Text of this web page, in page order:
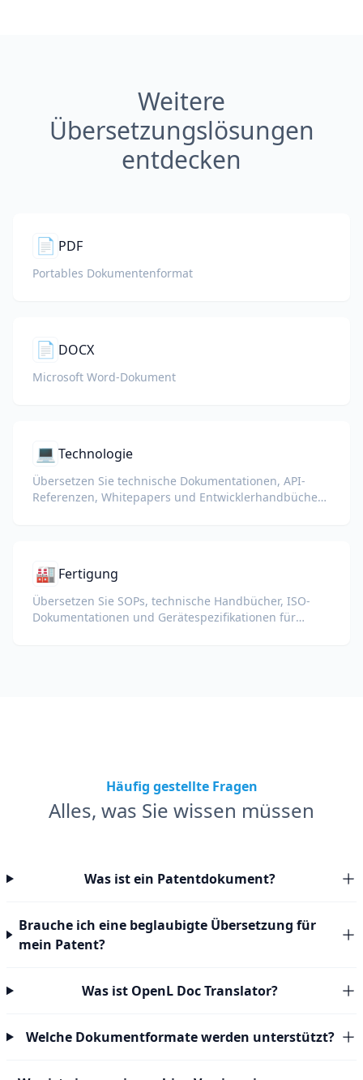
Weitere
Übersetzungslösungen
entdecken
📄 PDF
Portables Dokumentenformat
📄 DOCX
Microsoft Word-Dokument
💻 Technologie
Übersetzen Sie technische Dokumentationen, API-
Referenzen, Whitepapers und Entwicklerhandbücher
🏭 Fertigung
Übersetzen Sie SOPs, technische Handbücher, ISO-
Dokumentationen und Gerätespezifikationen für
Häufig gestellte Fragen
Alles, was Sie wissen müssen
Was ist ein Patentdokument?
Brauche ich eine beglaubigte Übersetzung für
mein Patent?
Was ist OpenL Doc Translator?
Welche Dokumentformate werden unterstützt?